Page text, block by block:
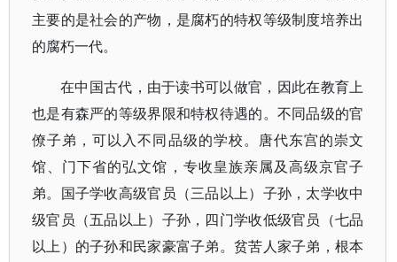
主要的是社会的产物，是腐朽的特权等级制度培养出
的腐朽一代。
在中国古代，由于读书可以做官，因此在教育上
也是有森严的等级界限和特权待遇的。不同品级的官
僚子弟，可以入不同品级的学校。唐代东宫的崇文
馆、门下省的弘文馆，专收皇族亲属及高级京官子
弟。国子学收高级官员（三品以上）子孙，太学收中
级官员（五品以上）子孙，四门学收低级官员（七品
以上）的子孙和民家豪富子弟。贫苦人家子弟，根本